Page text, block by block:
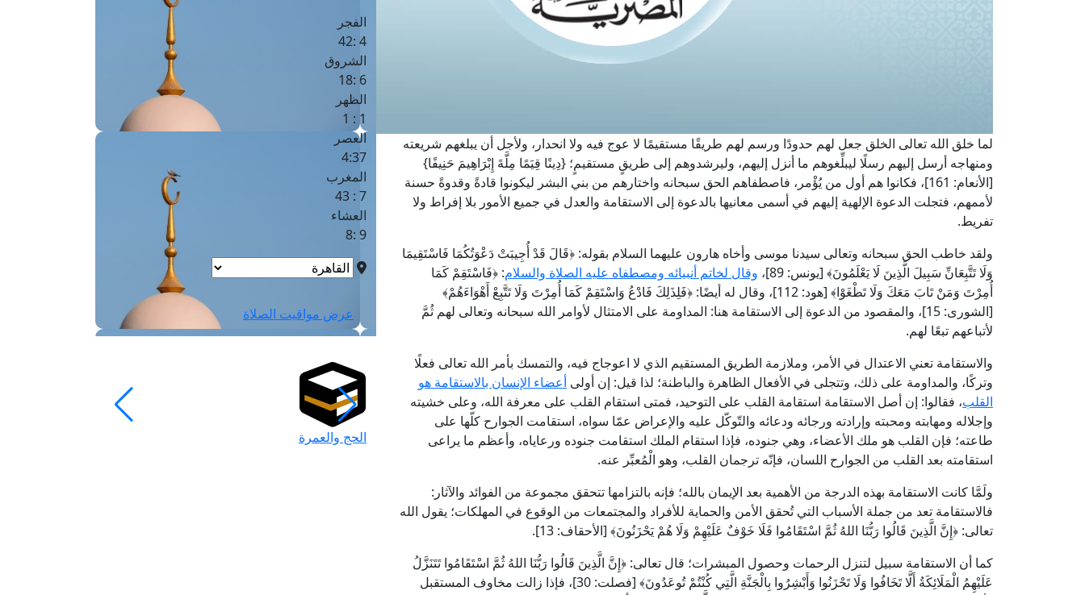
لما خلق الله تعالى الخلق جعل لهم حدودًا ورسم لهم طريقًا مستقيمًا لا عوج فيه ولا انحدار، ولأجل أن يبلغهم شريعته
ومنهاجه أرسل إليهم رسلًا ليبلِّغوهم ما أنزل إليهم، وليرشدوهم إلى طريقٍ مستقيمٍ؛ {دِينًا قِيَمًا مِلَّةَ إِبْرَاهِيمَ حَنِيفًا}
[الأنعام: 161]، فكانوا هم أول من يُؤْمر، فاصطفاهم الحق سبحانه واختارهم من بني البشر ليكونوا قادةً وقدوةً حسنة
لأممهم، فتجلت الدعوة الإلهية إليهم في أسمى معانيها بالدعوة إلى الاستقامة والعدل في جميع الأمور بلا إفراط ولا
تفريط.
ولقد خاطب الحق سبحانه وتعالى سيدنا موسى وأخاه هارون عليهما السلام بقوله: ﴿قَالَ قَدْ أُجِيبَتْ دَعْوَتُكُمَا فَاسْتَقِيمَا
وَلَا تَتَّبِعَانِّ سَبِيلَ الَّذِينَ لَا يَعْلَمُونَ﴾ [يونس: 89]،
وقال لخاتم أنبيائه ومصطفاه عليه الصلاة والسلام: ﴿فَاسْتَقِمْ كَمَا
أُمِرْتَ وَمَنْ تَابَ مَعَكَ وَلَا تَطْغَوْا﴾ [هود: 112]، وقال له أيضًا: ﴿فَلِذَلِكَ فَادْعُ وَاسْتَقِمْ كَمَا أُمِرْتَ وَلَا تَتَّبِعْ أَهْوَاءَهُمْ﴾
[الشورى: 15]، والمقصود من الدعوة إلى الاستقامة هنا: المداومة على الامتثال لأوامر الله سبحانه وتعالى لهم ثُمَّ
لأتباعهم تبعًا لهم.
والاستقامة تعني الاعتدال في الأمر، وملازمة الطريق المستقيم الذي لا اعوجاج فيه، والتمسك بأمر الله تعالى فعلًا
وتركًا، والمداومة على ذلك، وتتجلى في الأفعال الظاهرة والباطنة؛ لذا قيل: إن أولى أعضاء الإنسان بالاستقامة هو
القلب، فقالوا: إن أصل الاستقامة استقامة القلب على التوحيد، فمتى استقام القلب على معرفة الله، وعلى خشيته
وإجلاله ومهابته ومحبته وإرادته ورجائه ودعائه والتّوكّل عليه والإعراض عمّا سواه، استقامت الجوارح كلّها على
طاعته؛ فإن القلب هو ملك الأعضاء، وهي جنوده، فإذا استقام الملك استقامت جنوده ورعاياه، وأعظم ما يراعى
استقامته بعد القلب من الجوارح اللسان، فإنّه ترجمان القلب، وهو الْمُعبِّر عنه.
ولَمَّا كانت الاستقامة بهذه الدرجة من الأهمية بعد الإيمان بالله؛ فإنه بالتزامها تتحقق مجموعة من الفوائد والآثار:
فالاستقامة تعد من جملة الأسباب التي تُحقق الأمن والحماية للأفراد والمجتمعات من الوقوع في المهلكات؛ يقول الله
تعالى: ﴿إِنَّ الَّذِينَ قَالُوا رَبُّنَا اللهُ ثُمَّ اسْتَقَامُوا فَلَا خَوْفٌ عَلَيْهِمْ وَلَا هُمْ يَحْزَنُونَ﴾ [الأحقاف: 13].
كما أن الاستقامة سبيل لتنزل الرحمات وحصول المبشرات؛ قال تعالى: ﴿إِنَّ الَّذِينَ قَالُوا رَبُّنَا اللهُ ثُمَّ اسْتَقَامُوا تَتَنَزَّلُ
عَلَيْهِمُ الْمَلَائِكَةُ أَلَّا تَخَافُوا وَلَا تَحْزَنُوا وَأَبْشِرُوا بِالْجَنَّةِ الَّتِي كُنْتُمْ تُوعَدُونَ﴾ [فصلت: 30]، فإذا زالت مخاوف المستقبل
الفجر
4 :42
الشروق
6 :18
الظهر
1 : 1
العصر
4:37
المغرب
7 : 43
العشاء
9 :8
عرض مواقيت الصلاة
الحج والعمرة